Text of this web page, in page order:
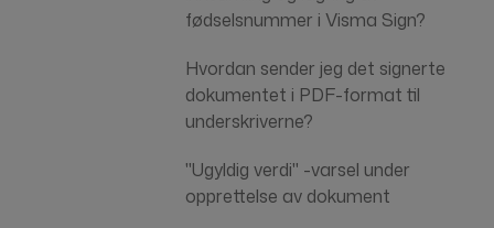
fødselsnummer i Visma Sign?
Hvordan sender jeg det signerte
dokumentet i PDF-format til
underskriverne?
"Ugyldig verdi" -varsel under
opprettelse av dokument